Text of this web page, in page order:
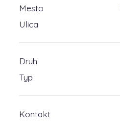
Mesto
Ulica
Druh
Typ
Kontakt